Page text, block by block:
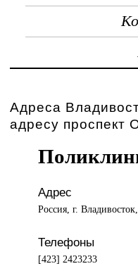
Адреса
адресу проспект
Адрес
Россия, г.
Телефоны
[423] 2423233